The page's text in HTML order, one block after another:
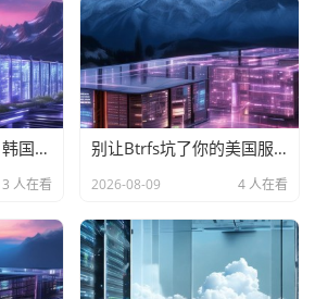
釜山机房的锁与钥，韩国原生IP服务器Fail2ban实战横评，哪款能扛住爆破还能跑满带宽？
3 人在看
别让Btrfs坑了你的美国服务器！小白也能看懂的选购避坑指南
2026-08-09 4 人在看